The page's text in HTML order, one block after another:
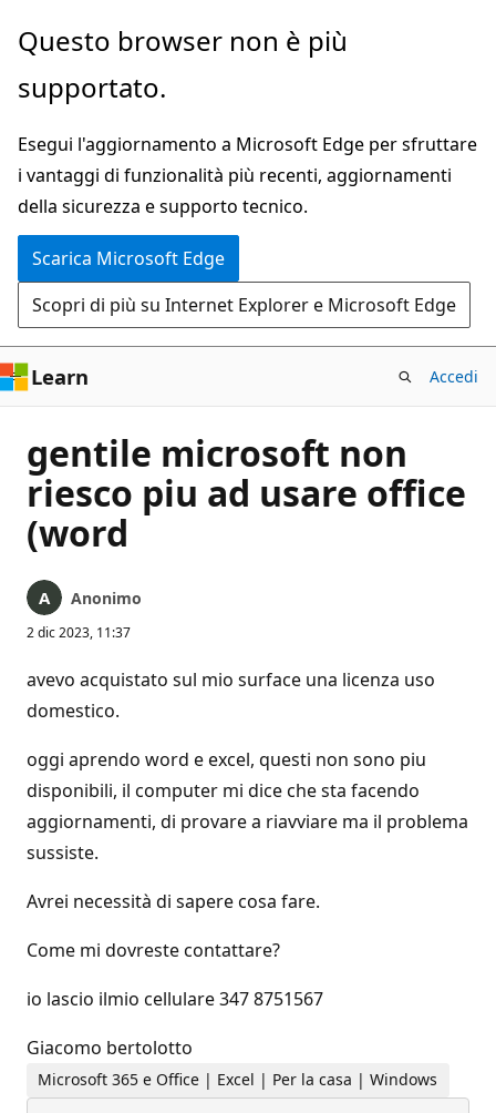
Ignora
passa
contenuto
principale
Questo browser non è più
supportato.
Esegui l'aggiornamento a Microsoft Edge per sfruttare
i vantaggi di funzionalità più recenti, aggiornamenti
della sicurezza e supporto tecnico.
Scarica Microsoft Edge
Scopri di più su Internet Explorer e Microsoft Edge
Learn Accedi
gentile microsoft non
riesco piu ad usare office
(word
Anonimo
2 dic 2023, 11:37
avevo acquistato sul mio surface una licenza uso
domestico.
oggi aprendo word e excel, questi non sono piu
disponibili, il computer mi dice che sta facendo
aggiornamenti, di provare a riavviare ma il problema
sussiste.
Avrei necessità di sapere cosa fare.
Come mi dovreste contattare?
io lascio ilmio cellulare 347 8751567
Giacomo bertolotto
Microsoft 365 e Office | Excel | Per la casa | Windows